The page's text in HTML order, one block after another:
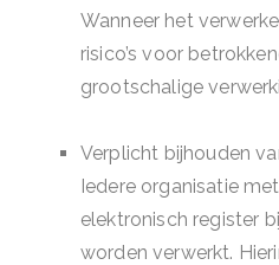
Wanneer het
risico’s voor
grootschalige
Verplicht bijhouden
Iedere organisatie
elektronisch register
worden verwerkt.